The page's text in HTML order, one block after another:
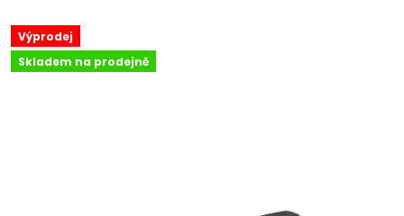
Výprodej
Skladem na prodejně